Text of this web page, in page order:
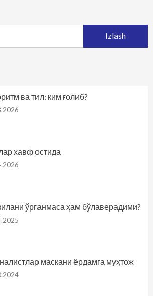
ва тил: ким ғолиб?
хавф остида
ўрганмаса ҳам бўлаверадими?
маскани ёрдамга муҳтож